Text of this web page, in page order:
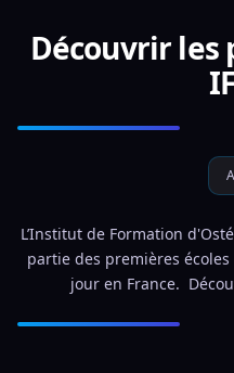
Découvrir les
L’Institut de Formation
partie des premières
jour en France.